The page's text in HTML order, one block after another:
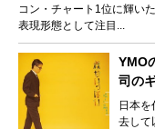
コン・チャート1位に輝い
表現形態として注目...
YMO
司の
日本
去して